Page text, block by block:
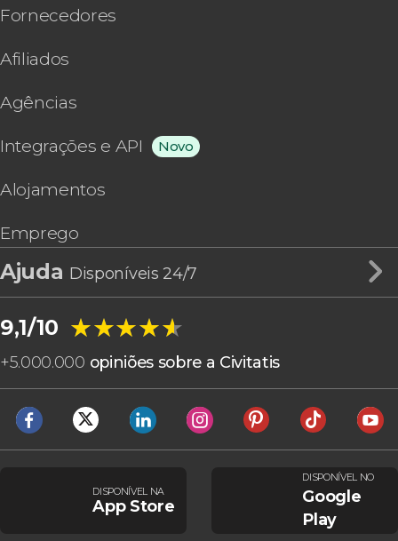
Fornecedores
Afiliados
Agências
Integrações e API Novo
Alojamentos
Emprego
Ajuda Disponíveis 24/7
9,1/10 ★★★★★
★★★★★
+5.000.000 opiniões sobre a Civitatis
DISPONÍVEL NA
App Store
DISPONÍVEL NO
Google
Play